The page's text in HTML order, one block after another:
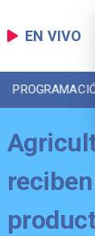
EN VIVO